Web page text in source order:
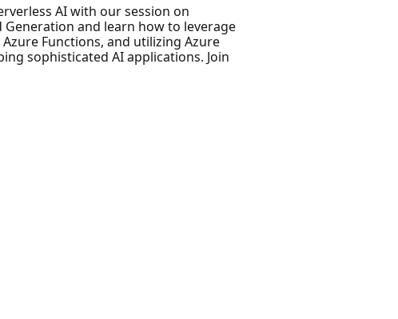
AI with our session on
Generation and learn how to leverage
Functions, and utilizing Azure
sophisticated AI applications. Join